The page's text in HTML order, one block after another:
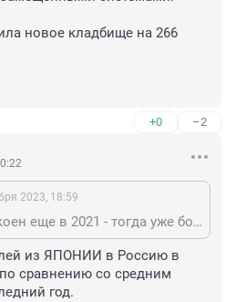
новое кладбище на 266
+0 –2
2023, 18:59
Путин был обеспокоен еще в 2021 - тогда уже борщевой набор подорожал в ТРИ раза (как и школьный набор) + россияне стали на 30% потреблять меньше МОЛОКА подорожавшего на 20% минимум - просто нет денег..
из ЯПОНИИ в Россию в
сравнению со средним
год.